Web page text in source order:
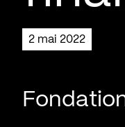
2 mai 2022